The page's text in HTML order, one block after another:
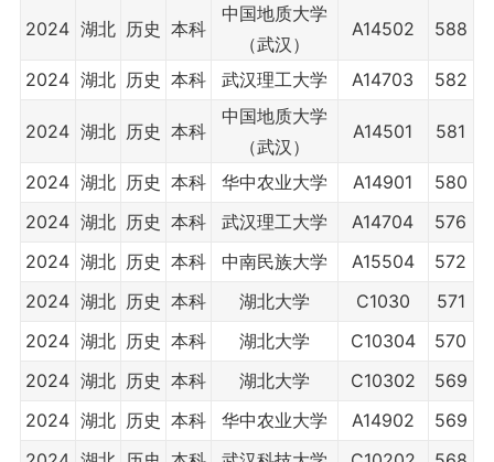
2024 湖北 历史 本科
中国地质大学
（武汉）
A14502 588
2024 湖北 历史 本科 武汉理工大学 A14703 582
2024 湖北 历史 本科
中国地质大学
（武汉）
A14501 581
2024 湖北 历史 本科 华中农业大学 A14901
580
2024 湖北 历史 本科 武汉理工大学 A14704
576
2024 湖北 历史 本科 中南民族大学 A15504
572
2024 湖北 历史 本科 湖北大学 C1030
571
2024 湖北 历史 本科 湖北大学 C10304
570
2024 湖北 历史 本科 湖北大学 C10302
569
2024 湖北 历史 本科 华中农业大学 A14902
569